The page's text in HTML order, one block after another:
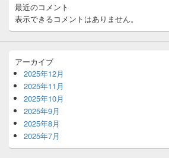
最近のコメント
表示できるコメントはありません。
アーカイブ
2025年12月
2025年11月
2025年10月
2025年9月
2025年8月
2025年7月